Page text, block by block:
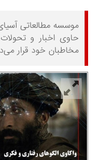
موسسه مطالعاتی
حاوی اخبار و
مخاطبان خود قرار